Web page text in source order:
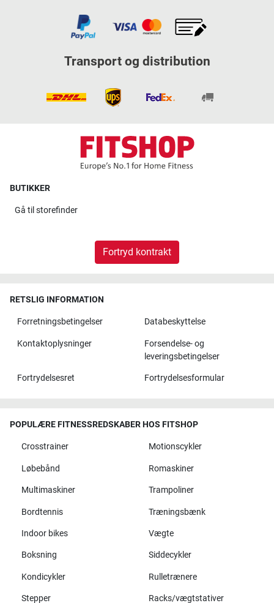
Transport og distribution
BUTIKKER
Gå til storefinder
Fortryd kontrakt
RETSLIG INFORMATION
Forretningsbetingelser Databeskyttelse
Kontaktoplysninger
Forsendelse- og
leveringsbetingelser
Fortrydelsesret Fortrydelsesformular
POPULÆRE FITNESSREDSKABER HOS FITSHOP
Crosstrainer Motionscykler
Løbebånd Romaskiner
Multimaskiner Trampoliner
Bordtennis Træningsbænk
Indoor bikes Vægte
Boksning Siddecykler
Kondicykler Rulletrænere
Stepper Racks/vægtstativer